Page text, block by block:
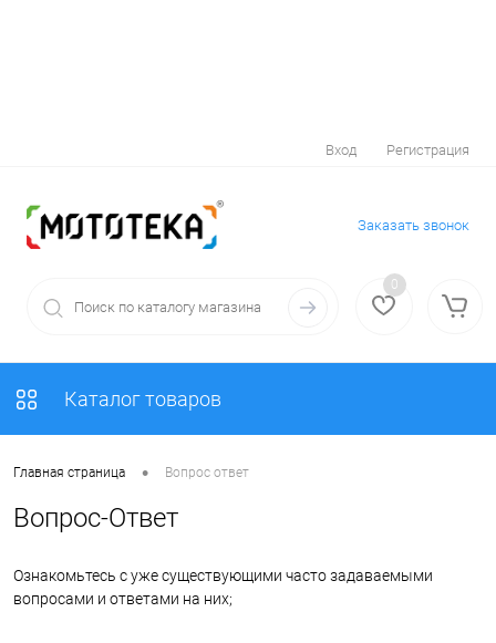
Вход Регистрация
Заказать звонок
0
Каталог товаров
Главная страница • Вопрос ответ
Вопрос-Ответ
Ознакомьтесь с уже существующими часто задаваемыми
вопросами и ответами на них;